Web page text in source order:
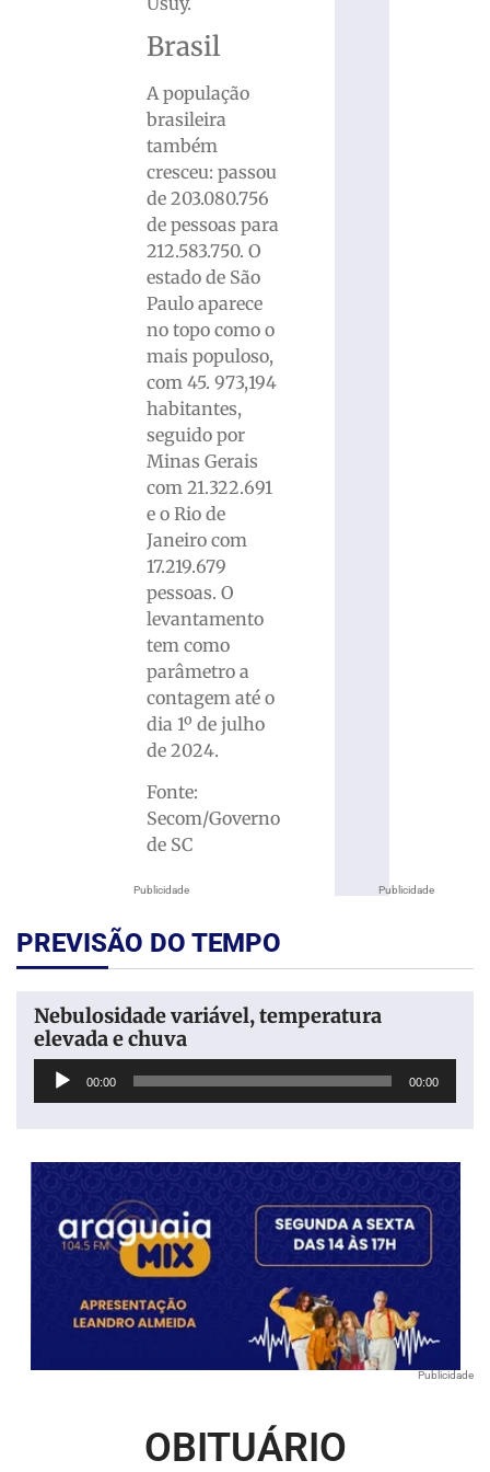
Publicidade
Brasil
A população
brasileira
também
cresceu: passou
de 203.080.756
de pessoas para
212.583.750. O
estado de São
Paulo aparece
no topo como o
mais populoso,
com 45. 973,194
habitantes,
seguido por
Minas Gerais
com 21.322.691
e o Rio de
Janeiro com
17.219.679
pessoas. O
levantamento
tem como
parâmetro a
contagem até o
dia 1º de julho
de 2024.
Fonte:
Secom/Governo
de SC
Publicidade
PREVISÃO DO TEMPO
Nebulosidade variável, temperatura
elevada e chuva
Tocador
00:00 00:00
Publicidade
OBITUÁRIO